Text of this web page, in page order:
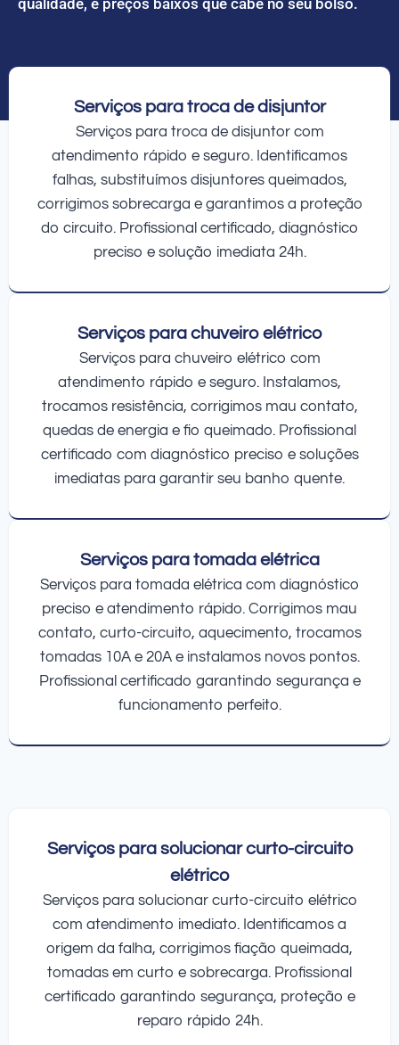
Serviços para troca de disjuntor
Serviços para troca de disjuntor com
atendimento rápido e seguro. Identificamos
falhas, substituímos disjuntores queimados,
corrigimos sobrecarga e garantimos a proteção
do circuito. Profissional certificado, diagnóstico
preciso e solução imediata 24h.
Serviços para chuveiro elétrico
Serviços para chuveiro elétrico com
atendimento rápido e seguro. Instalamos,
trocamos resistência, corrigimos mau contato,
quedas de energia e fio queimado. Profissional
certificado com diagnóstico preciso e soluções
imediatas para garantir seu banho quente.
Serviços para tomada elétrica
Serviços para tomada elétrica com diagnóstico
preciso e atendimento rápido. Corrigimos mau
contato, curto-circuito, aquecimento, trocamos
tomadas 10A e 20A e instalamos novos pontos.
Profissional certificado garantindo segurança e
funcionamento perfeito.
Serviços para solucionar curto-circuito
elétrico
Serviços para solucionar curto-circuito elétrico
com atendimento imediato. Identificamos a
origem da falha, corrigimos fiação queimada,
tomadas em curto e sobrecarga. Profissional
certificado garantindo segurança, proteção e
reparo rápido 24h.